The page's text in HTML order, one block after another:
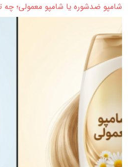
شامپو ضدشوره یا شامپو معمولی؛ چه